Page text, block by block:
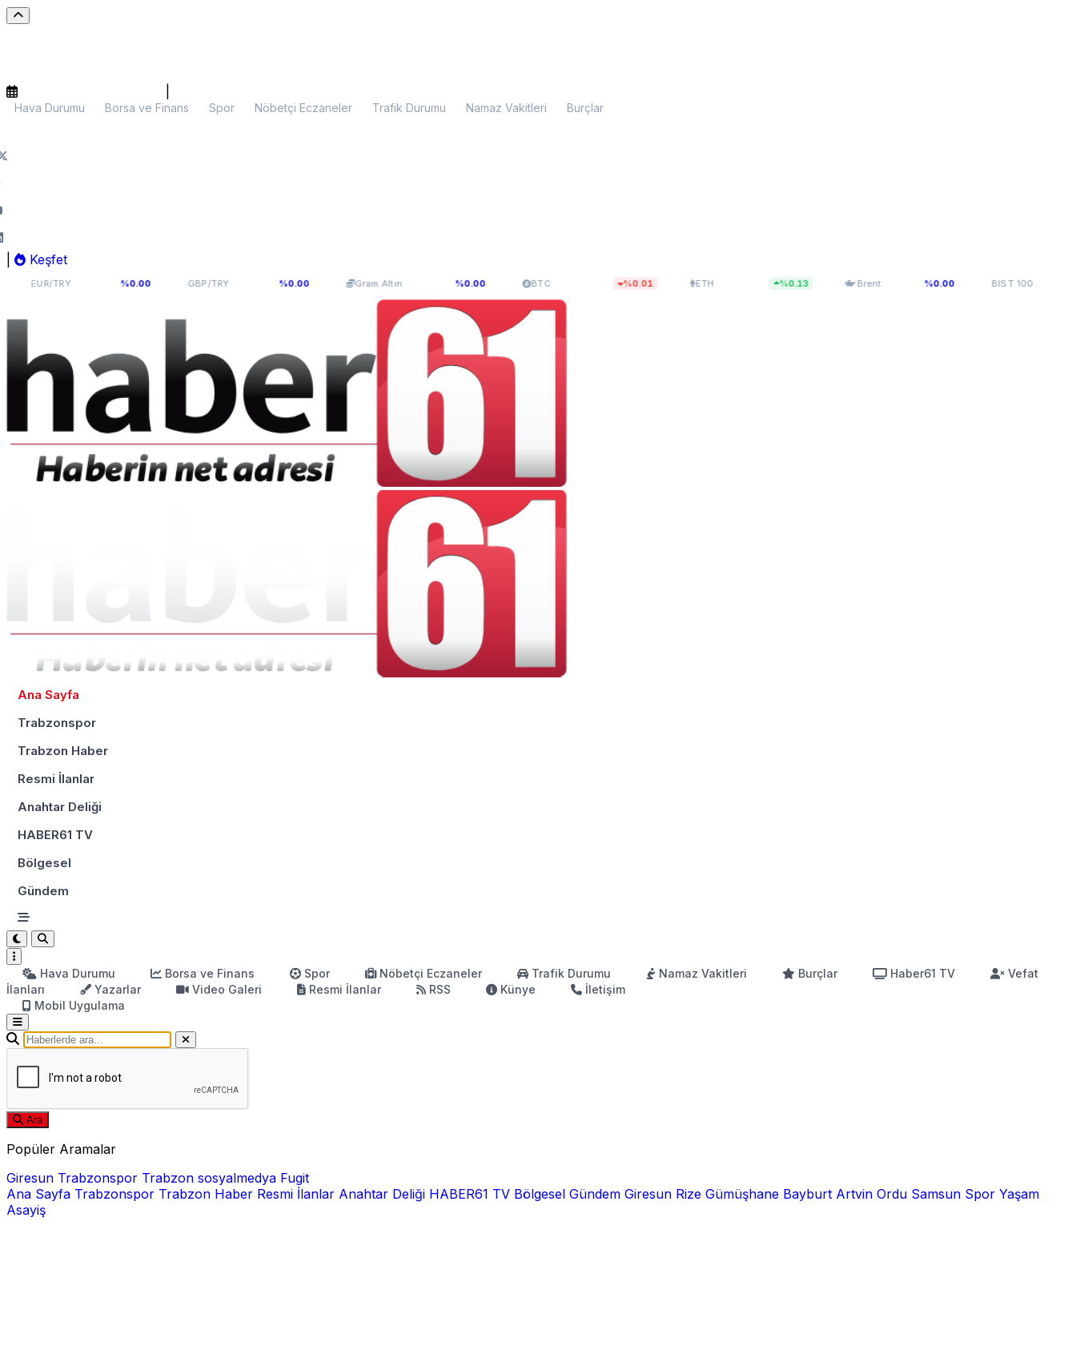
Hava Durumu Borsa ve Finans Spor Nöbetçi Eczaneler Trafik Durumu Namaz Vakitleri Burçlar
Keşfet
55,1141 GBP/TRY 64,2936 Gram Altın6.107,34 BTC $64.772,13 ETH $1.915,76 Brent $83,55 %0.00 BIST 100 13.779,40
Ana Sayfa
Trabzonspor
Trabzon Haber
Resmi İlanlar
Anahtar Deliği
HABER61 TV
Bölgesel
Gündem
Hava Durumu Borsa ve Finans Spor Nöbetçi Eczaneler Trafik Durumu Namaz Vakitleri Burçlar Haber61 TV
Vefat
İlanları
Yazarlar Video Galeri Resmi İlanlar RSS Künye
İletişim
Mobil Uygulama
Ara
Popüler Aramalar
Giresun Trabzonspor Trabzon sosyalmedya Fugit
Ana Sayfa Trabzonspor Trabzon Haber Resmi İlanlar Anahtar Deliği HABER61 TV Bölgesel Gündem Giresun Rize Gümüşhane Bayburt Artvin Ordu Samsun Spor Yaşam
Asayiş